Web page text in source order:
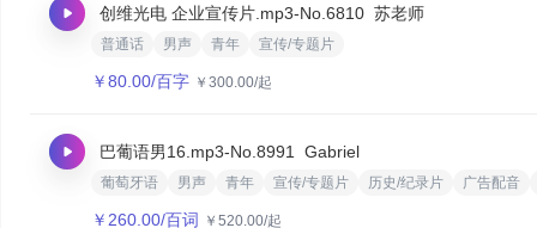
创维光电 企业宣传片.mp3-No.6810 苏老师
普通话 男声 青年 宣传/专题片
￥80.00/百字 ￥ 300.00/起
巴葡语男16.mp3-No.8991 Gabriel
葡萄牙语 男声 青年 宣传/专题片 历史/纪录片 广告配音
￥ 260.00/百词 ￥ 520.00/起